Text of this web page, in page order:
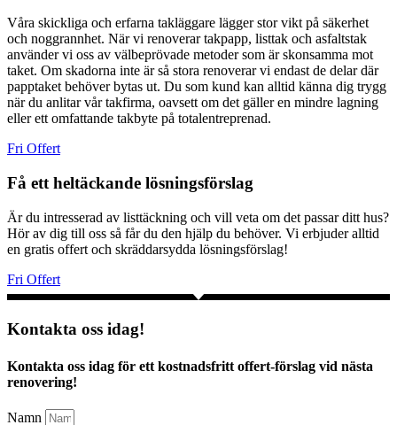
Våra skickliga och erfarna takläggare lägger stor vikt på säkerhet
och noggrannhet. När vi renoverar takpapp, listtak och asfaltstak
använder vi oss av välbeprövade metoder som är skonsamma mot
taket. Om skadorna inte är så stora renoverar vi endast de delar där
papptaket behöver bytas ut. Du som kund kan alltid känna dig trygg
när du anlitar vår takfirma, oavsett om det gäller en mindre lagning
eller ett omfattande takbyte på totalentreprenad.
Fri Offert
Få ett heltäckande lösningsförslag
Är du intresserad av listtäckning och vill veta om det passar ditt hus?
Hör av dig till oss så får du den hjälp du behöver. Vi erbjuder alltid
en gratis offert och skräddarsydda lösningsförslag!
Fri Offert
Kontakta oss idag!
Kontakta oss idag för ett kostnadsfritt offert-förslag vid nästa
renovering!
Namn